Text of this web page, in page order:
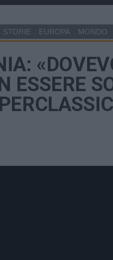
STORIE EUROPA MONDO
ESSERE